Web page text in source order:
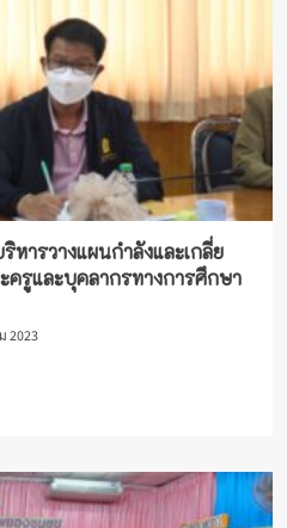
ารวางแผนกำลังและเกลี่ย
ครูและบุคลากรทางการศึกษา
2023